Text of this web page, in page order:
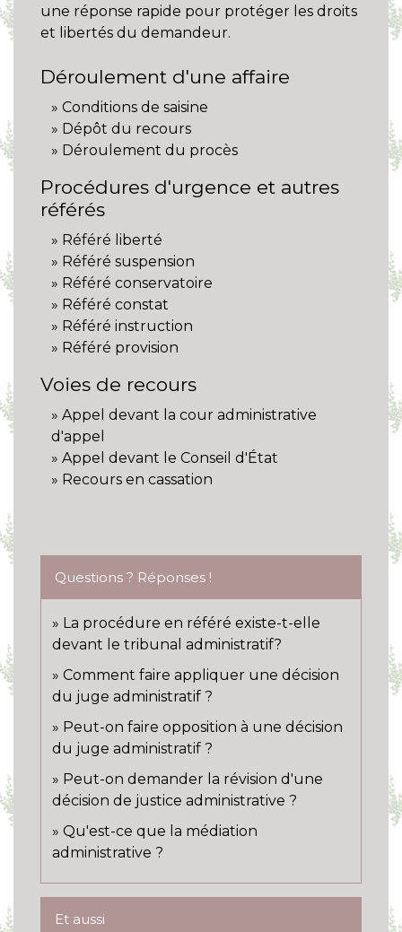
une réponse rapide pour protéger les droits
et libertés du demandeur.
Déroulement d'une affaire
Conditions de saisine
Dépôt du recours
Déroulement du procès
Procédures d'urgence et autres
référés
Référé liberté
Référé suspension
Référé conservatoire
Référé constat
Référé instruction
Référé provision
Voies de recours
Appel devant la cour administrative
d'appel
Appel devant le Conseil d'État
Recours en cassation
Questions ? Réponses !
La procédure en référé existe-t-elle
devant le tribunal administratif?
Comment faire appliquer une décision
du juge administratif ?
Peut-on faire opposition à une décision
du juge administratif ?
Peut-on demander la révision d'une
décision de justice administrative ?
Qu'est-ce que la médiation
administrative ?
Et aussi